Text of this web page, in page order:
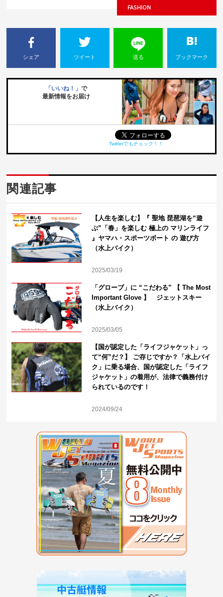
FASHION
シェア ツイート 送る ブックマーク
「いいね！」 で
最新情報をお届け
Twitterでもチェック！！
関連記事
【人生を楽しむ】『 聖地 琵琶湖を“遊
ぶ”「春」を楽しむ 極上の マリンライフ
』ヤマハ・スポーツボート の 遊び方
（水上バイク）
2025/03/19
「グローブ」に “こだわる” 【 The Most
Important Glove 】 ジェットスキー
（水上バイク）
2025/03/05
【国が認定した「ライフジャケット」っ
て“何”だ？】 ご存じですか？「水上バイ
ク」に乗る場合、国が認定した「ライフ
ジャケット」の着用が、法律で義務付け
られているのです！
2024/09/24